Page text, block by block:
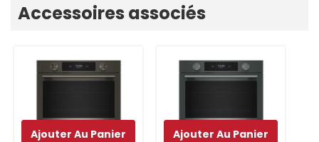
personnalisé
Accessoires associés
Ajouter Au Panier Ajouter Au Panier